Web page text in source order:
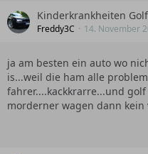
Kinderkrankheiten Golf
Freddy3C 14. November
ja am besten ein auto wo
is...weil die ham alle
fahrer....kackkrarre...und
morderner wagen dann kein